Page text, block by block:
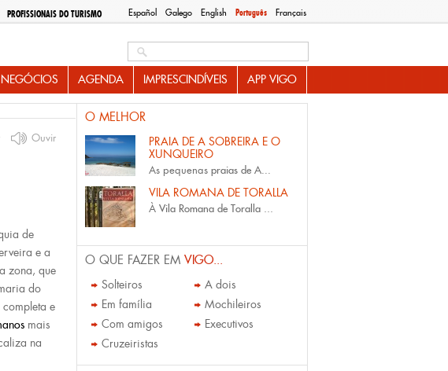
Español Galego English Português Français
PROFISSIONAIS DO TURISMO
AGENDA IMPRESCINDÍVEIS APP VIGO
Ouvir
de
e a
zona, que
do
e
mais
na
O MELHOR
PRAIA DE A SOBREIRA E O
XUNQUEIRO
As pequenas praias de A...
VILA ROMANA DE TORALLA
À Vila Romana de Toralla ...
O QUE FAZER EM VIGO...
Solteiros
A dois
Em família
Mochileiros
Com amigos
Executivos
Cruzeiristas